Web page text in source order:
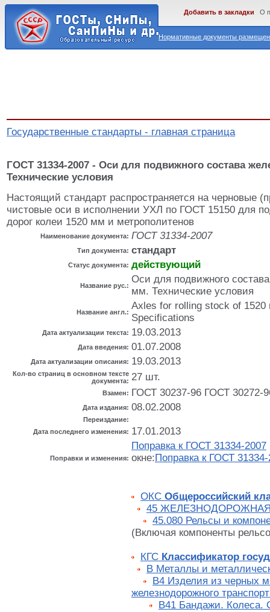
Нормативные документы
Добавить в закладки О
Государственные стандарты - главная страница
ГОСТ 31334-2007 - Оси для подвижного состава
Технические условия
Настоящий стандарт распространяется на черновые
чистовые оси в исполнении УХЛ по ГОСТ 15150 для
дорог колеи 1520 мм и метрополитенов
Наименование документа: ГОСТ 31334-2007
Тип документа: стандарт
Статус документа: действующий
Название рус.:
Оси для подвижного
мм. Технические условия
Название англ.:
Axles for rolling stock of 1520
Specifications
Дата актуализации текста: 19.03.2013
Дата введения: 01.07.2008
Дата актуализации описания: 19.03.2013
Кол-во страниц в основном тексте
документа: 27 шт.
Взамен: ГОСТ 30237-96 ГОСТ 30272-
Дата издания: 08.02.2008
Переиздание:
Дата последнего изменения: 17.01.2013
Поправки и изменения:
Поправка к ГОСТ 31334-2007
окне: Поправка к ГОСТ
ОКС Общероссийский
45
45.080 Рельсы и
(Включая компоненты
КГС Классификатор
В Металлы и
В4 Изделия из черных
железнодорожного
В41 Бандажи. Колеса.